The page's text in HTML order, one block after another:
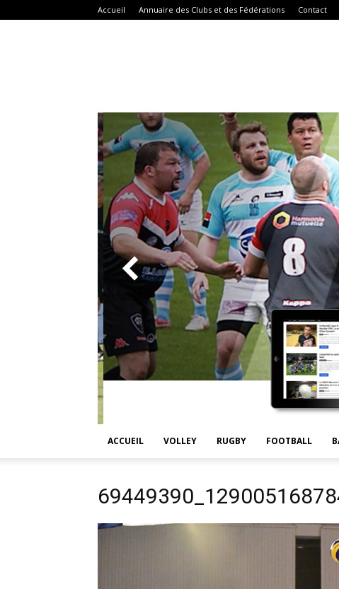
Accueil Annuaire des Clubs et des Fédérations Contact
ACCUEIL VOLLEY RUGBY FOOTBALL